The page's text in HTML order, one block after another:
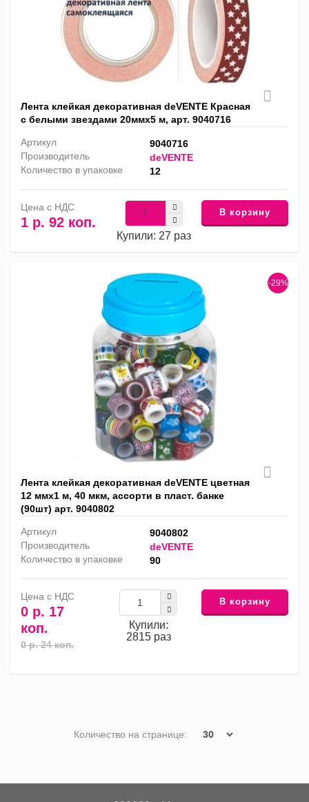
Лента клейкая декоративная deVENTE Красная
с белыми звездами 20ммх5 м, арт. 9040716
Артикул
9040716
Производитель
deVENTE
Количество в упаковке
12
Цена с НДС
1 р. 92 коп.
Купили: 27 раз
В корзину
-29%
Лента клейкая декоративная deVENTE цветная
12 ммх1 м, 40 мкм, ассорти в пласт. банке
(90шт) арт. 9040802
Артикул
9040802
Производитель
deVENTE
Количество в упаковке
90
Цена с НДС
0 р. 17
коп.
0 р. 24 коп.
Купили:
2815 раз
В корзину
Количество на странице: